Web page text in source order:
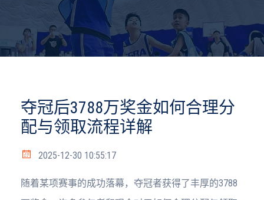
夺冠后3788万奖金如何合理分
配与领取流程详解
2025-12-30 10:55:17
随着某项赛事的成功落幕，夺冠者获得了丰厚的3788